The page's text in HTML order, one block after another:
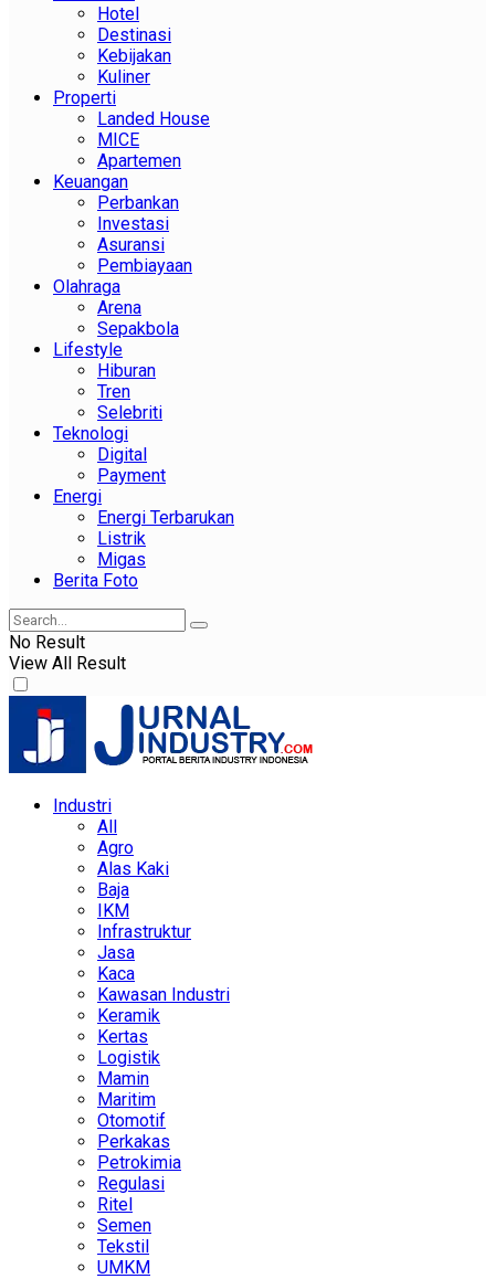
Hotel
Destinasi
Kebijakan
Kuliner
Properti
Landed House
MICE
Apartemen
Keuangan
Perbankan
Investasi
Asuransi
Pembiayaan
Olahraga
Arena
Sepakbola
Lifestyle
Hiburan
Tren
Selebriti
Teknologi
Digital
Payment
Energi
Energi Terbarukan
Listrik
Migas
Berita Foto
No Result
View All Result
Industri
All
Agro
Alas Kaki
Baja
IKM
Infrastruktur
Jasa
Kaca
Kawasan Industri
Keramik
Kertas
Logistik
Mamin
Maritim
Otomotif
Perkakas
Petrokimia
Regulasi
Ritel
Semen
Tekstil
UMKM